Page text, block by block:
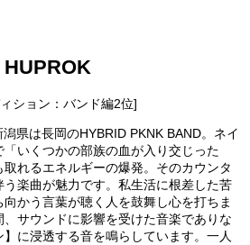
HUPROK
ション：バンド編2位]
県は長岡のHYBRID PKNK BAND。ネイ
いくつかの部族の血が入り交じった
れるエネルギーの爆発。そのカウンタ
楽曲が魅力です。私生活に根差した苦
かう言葉が聴く人を鼓舞し心を打ちま
サウンドに影響を受けた音楽でありな
に浸透する音を鳴らしています。一人